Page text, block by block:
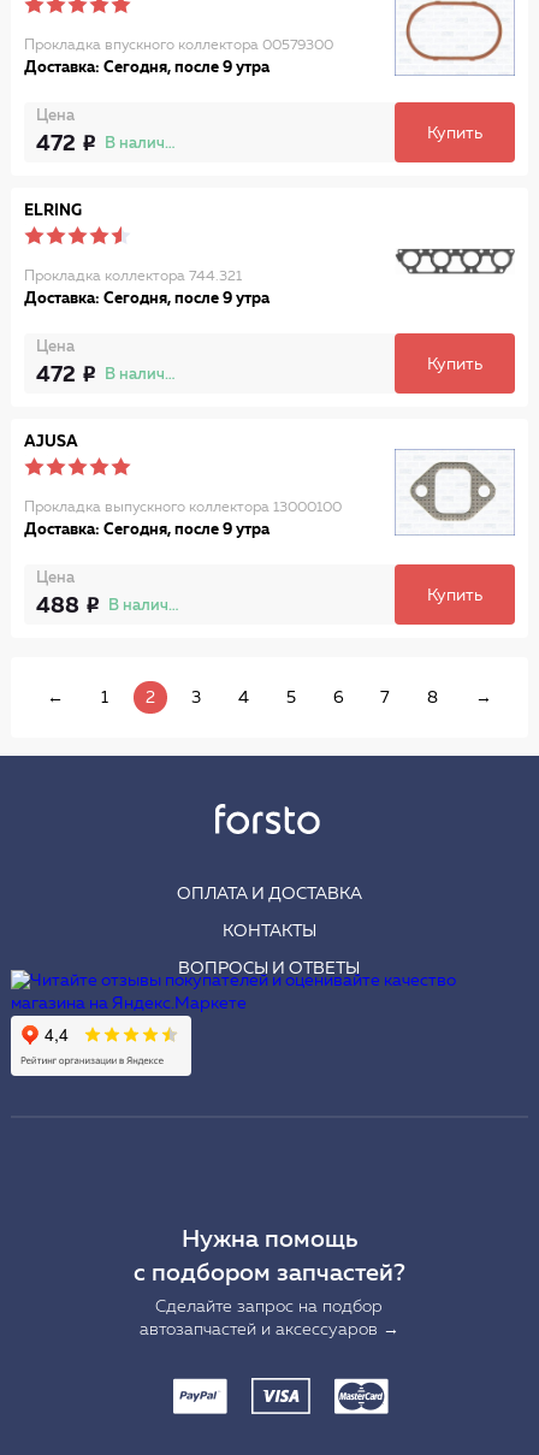
Прокладка впускного коллектора 00579300
Доставка: Сегодня, после 9 утра
Цена
472 В наличии
Купить
ELRING
Прокладка коллектора 744.321
Доставка: Сегодня, после 9 утра
Цена
472 В наличии
Купить
AJUSA
Прокладка выпускного коллектора 13000100
Доставка: Сегодня, после 9 утра
Цена
488 В наличии
Купить
← 1 2 3 4 5 6 7 8 →
ОПЛАТА И ДОСТАВКА
КОНТАКТЫ
ВОПРОСЫ И ОТВЕТЫ
Нужна помощь
с подбором запчастей?
Сделайте запрос на подбор
автозапчастей и аксессуаров →